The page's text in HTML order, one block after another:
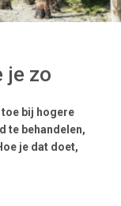
je zo
bij hogere
te behandelen,
je dat doet,